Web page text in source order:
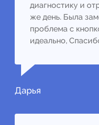
диагностику и
же день. Была
проблема с
идеально,
Дарья